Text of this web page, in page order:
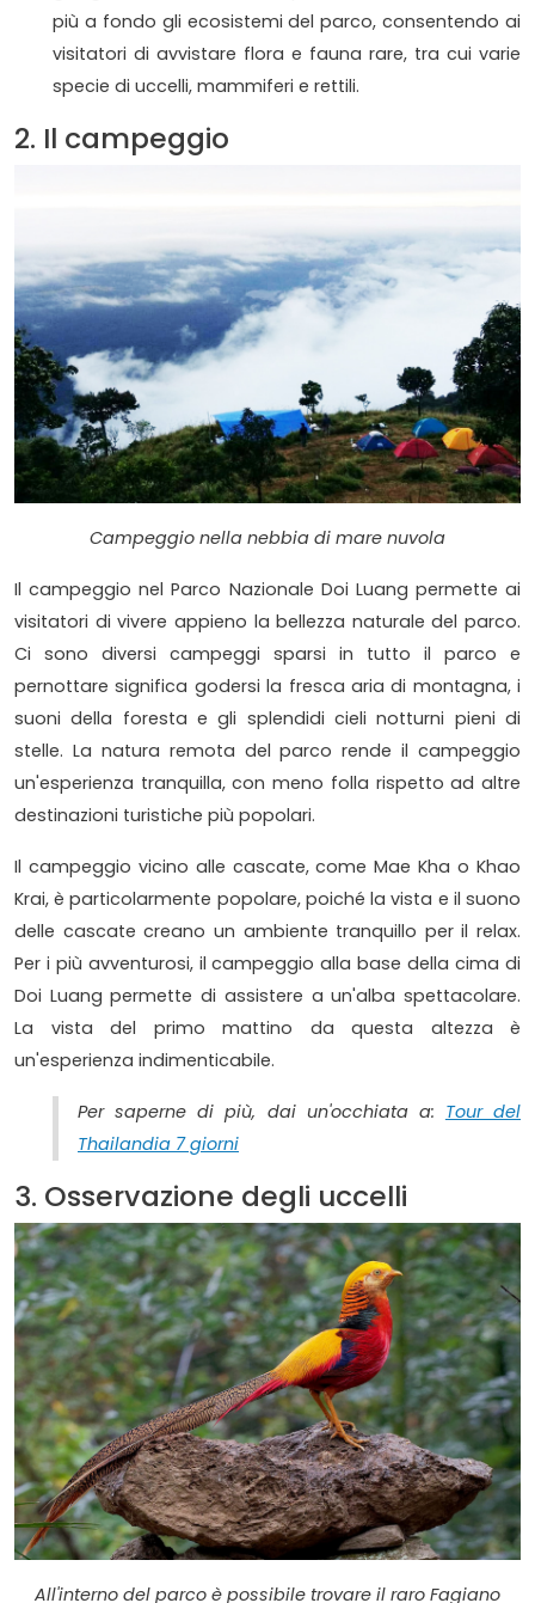
più a fondo gli ecosistemi del parco, consentendo ai
visitatori di avvistare flora e fauna rare, tra cui varie
specie di uccelli, mammiferi e rettili.
2. Il campeggio
Campeggio nella nebbia di mare nuvola
Il campeggio nel Parco Nazionale Doi Luang permette ai
visitatori di vivere appieno la bellezza naturale del parco.
Ci sono diversi campeggi sparsi in tutto il parco e
pernottare significa godersi la fresca aria di montagna, i
suoni della foresta e gli splendidi cieli notturni pieni di
stelle. La natura remota del parco rende il campeggio
un'esperienza tranquilla, con meno folla rispetto ad altre
destinazioni turistiche più popolari.
Il campeggio vicino alle cascate, come Mae Kha o Khao
Krai, è particolarmente popolare, poiché la vista e il suono
delle cascate creano un ambiente tranquillo per il relax.
Per i più avventurosi, il campeggio alla base della cima di
Doi Luang permette di assistere a un'alba spettacolare.
La vista del primo mattino da questa altezza è
un'esperienza indimenticabile.
Per saperne di più, dai un'occhiata a: Tour del
Thailandia 7 giorni
3. Osservazione degli uccelli
All'interno del parco è possibile trovare il raro Fagiano